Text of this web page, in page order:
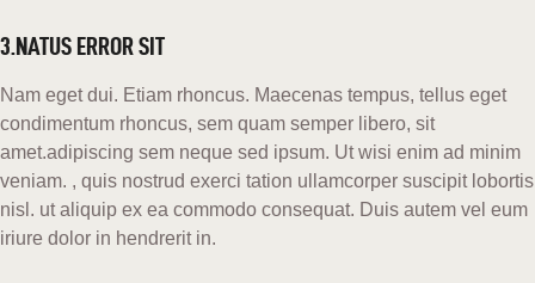
3.NATUS ERROR SIT
Nam eget dui. Etiam rhoncus. Maecenas tempus, tellus eget
condimentum rhoncus, sem quam semper libero, sit
amet.adipiscing sem neque sed ipsum. Ut wisi enim ad minim
veniam. , quis nostrud exerci tation ullamcorper suscipit lobortis
nisl. ut aliquip ex ea commodo consequat. Duis autem vel eum
iriure dolor in hendrerit in.